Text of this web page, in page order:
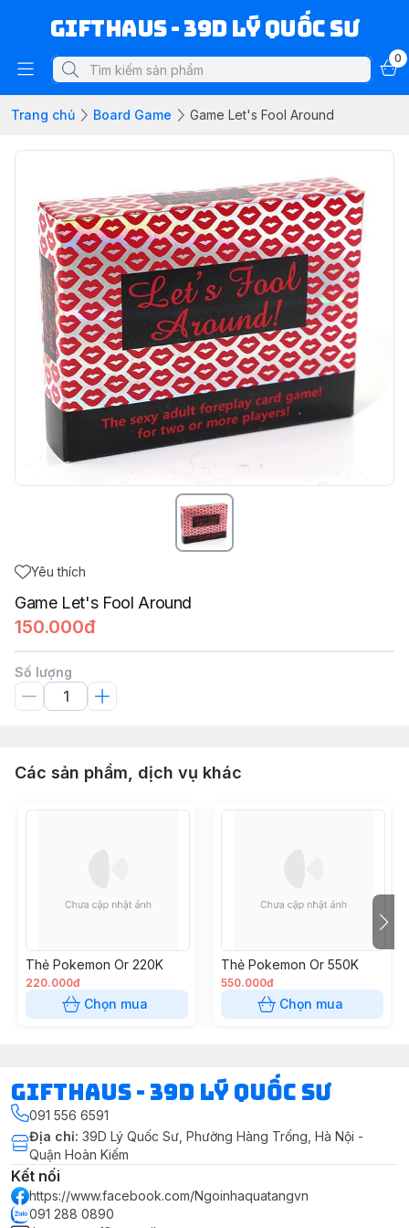
Gifthaus - 39D Lý Quốc Sư
0
Trang chủ Board Game Game Let's Fool Around
Yêu thích
Game Let's Fool Around
150.000đ
Số lượng
Các sản phẩm, dịch vụ khác
Thẻ Pokemon Or 220K
220.000đ
Chọn mua
Thẻ Pokemon Or 550K
550.000đ
Chọn mua
Gifthaus - 39D Lý Quốc Sư
091 556 6591
Địa chỉ: 39D Lý Quốc Sư, Phường Hàng Trống, Hà Nội -
Quận Hoàn Kiếm
Kết nối
https://www.facebook.com/Ngoinhaquatangvn
091 288 0890